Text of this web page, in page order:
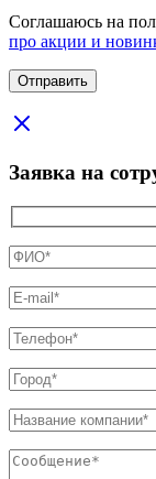
Соглашаюсь на
про акции и
Заявка на